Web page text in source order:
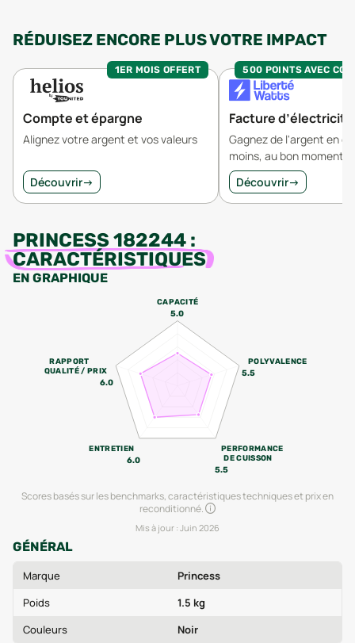
RÉDUISEZ ENCORE PLUS VOTRE IMPACT
1ER MOIS OFFERT
Compte et épargne
Alignez votre argent et vos valeurs
Découvrir→
500 POINTS AVEC
Facture d’électricité
Gagnez de l'argent en
moins, au bon moment.
Découvrir→
PRINCESS 182244 :
CARACTÉRISTIQUES
EN GRAPHIQUE
CAPACITÉ
5.0
POLYVALENCE
5.5
PERFORMANCE
DE CUISSON
5.5
ENTRETIEN
6.0
RAPPORT
QUALITÉ / PRIX
6.0
Scores basés sur les benchmarks, caractéristiques techniques et prix en
reconditionné.
Mis à jour : Juin 2026
GÉNÉRAL
Marque
Princess
Poids
1.5 kg
Couleurs
Noir